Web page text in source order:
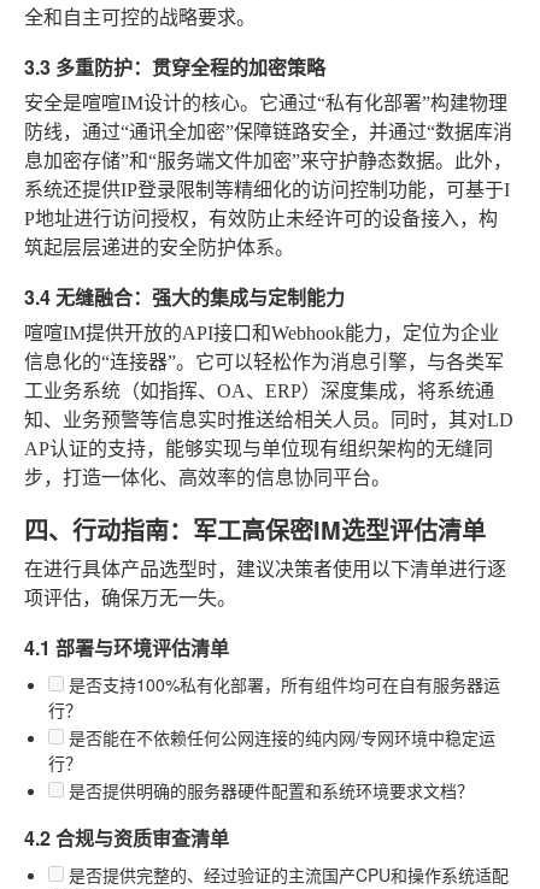
全和自主可控的战略要求。
3.3 多重防护：贯穿全程的加密策略
安全是喧喧IM设计的核心。它通过“私有化部署”构建物理
防线，通过“通讯全加密”保障链路安全，并通过“数据库消
息加密存储”和“服务端文件加密”来守护静态数据。此外，
系统还提供IP登录限制等精细化的访问控制功能，可基于I
P地址进行访问授权，有效防止未经许可的设备接入，构
筑起层层递进的安全防护体系。
3.4 无缝融合：强大的集成与定制能力
喧喧IM提供开放的API接口和Webhook能力，定位为企业
信息化的“连接器”。它可以轻松作为消息引擎，与各类军
工业务系统（如指挥、OA、ERP）深度集成，将系统通
知、业务预警等信息实时推送给相关人员。同时，其对LD
AP认证的支持，能够实现与单位现有组织架构的无缝同
步，打造一体化、高效率的信息协同平台。
四、行动指南：军工高保密IM选型评估清单
在进行具体产品选型时，建议决策者使用以下清单进行逐
项评估，确保万无一失。
4.1 部署与环境评估清单
是否支持100%私有化部署，所有组件均可在自有服务器运
行？
是否能在不依赖任何公网连接的纯内网/专网环境中稳定运
行？
是否提供明确的服务器硬件配置和系统环境要求文档？
4.2 合规与资质审查清单
是否提供完整的、经过验证的主流国产CPU和操作系统适配